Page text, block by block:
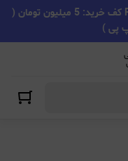
یک میلیون تومان تخفیف با کد PAYCVMYY کف خرید: 5 میلیون تومان (
پی )